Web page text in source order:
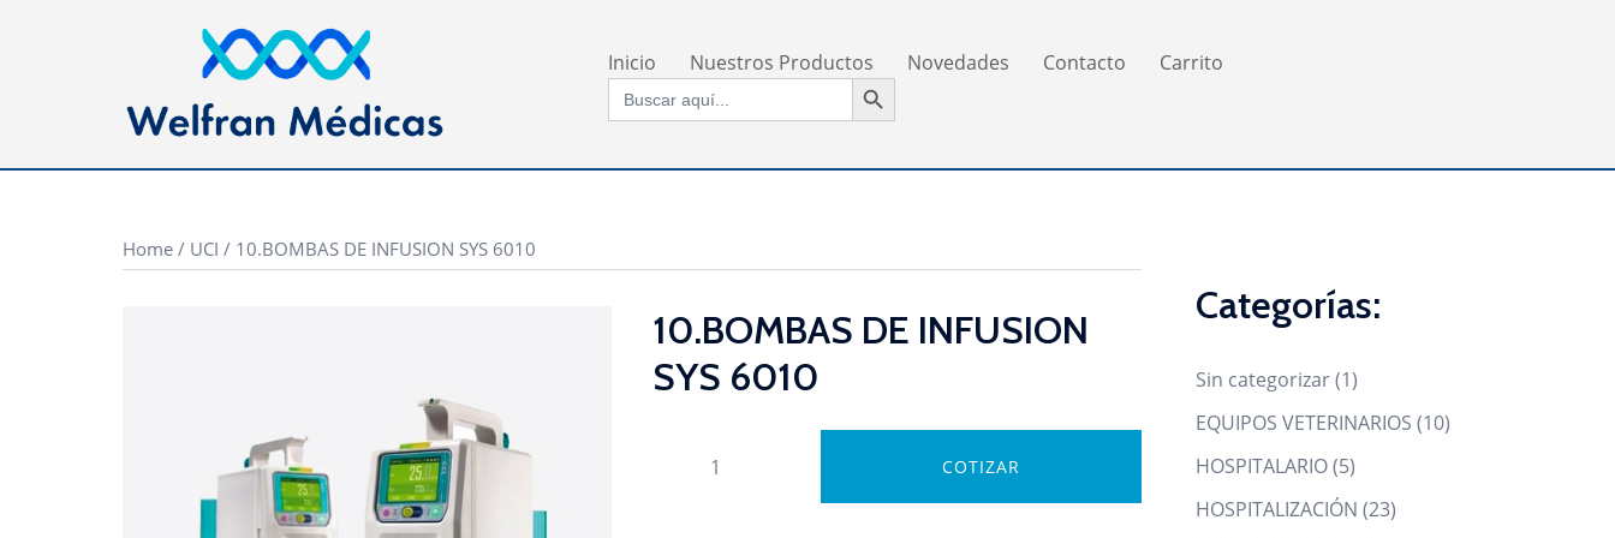
Inicio Nuestros Productos Novedades Contacto Carrito
Buscar: BOTÓN DE BÚSQUEDA
Home / UCI / 10.BOMBAS DE INFUSION SYS 6010
10.BOMBAS DE INFUSION
SYS 6010
COTIZAR
Categorías:
Sin categorizar 11
product
EQUIPOS VETERINARIOS 1010
HOSPITALARIO 55
products
HOSPITALIZACIÓN 2323